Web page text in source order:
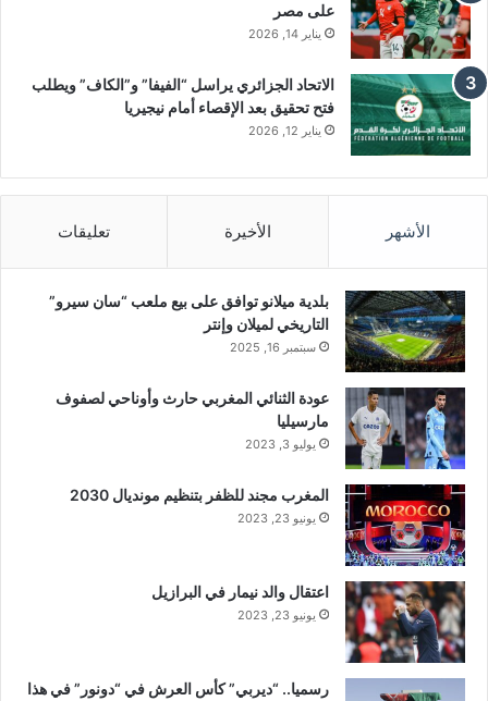
على مصر
يناير 14, 2026
الاتحاد الجزائري يراسل “الفيفا” و”الكاف” ويطلب
فتح تحقيق بعد الإقصاء أمام نيجيريا
يناير 12, 2026
الأشهر الأخيرة تعليقات
بلدية ميلانو توافق على بيع ملعب “سان سيرو”
التاريخي لميلان وإنتر
سبتمبر 16, 2025
عودة الثنائي المغربي حارث وأوناحي لصفوف
مارسيليا
يوليو 3, 2023
المغرب مجند للظفر بتنظيم مونديال 2030
يونيو 23, 2023
اعتقال والد نيمار في البرازيل
يونيو 23, 2023
رسميا.. “ديربي” كأس العرش في “دونور” في هذا